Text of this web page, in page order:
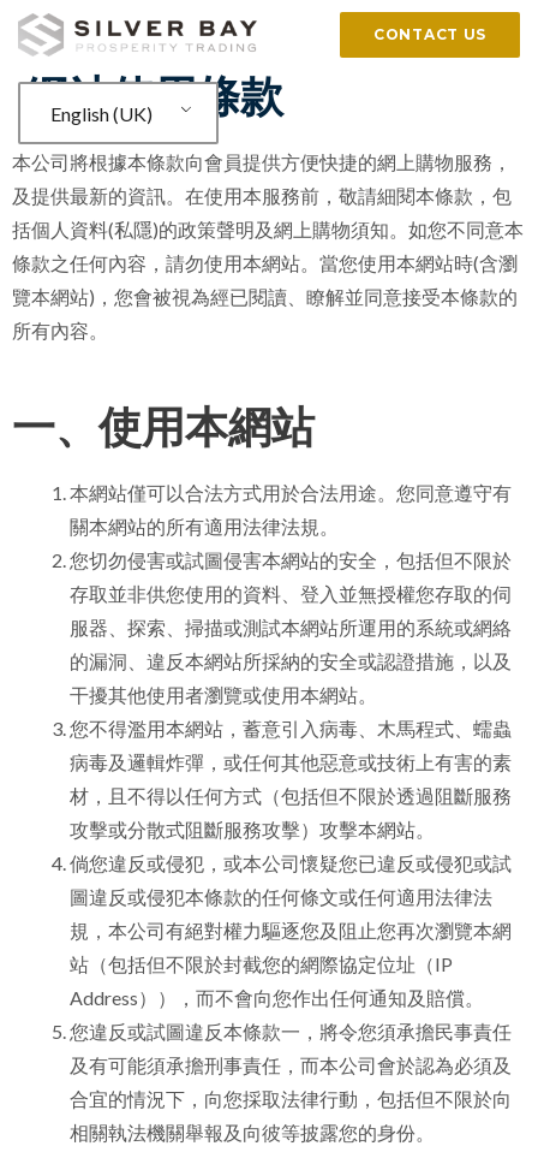
CONTACT US
English (UK)
網站使用條款
本公司將根據本條款向會員提供方便快捷的網上購物服務，
及提供最新的資訊。在使用本服務前，敬請細閱本條款，包
括個人資料(私隱)的政策聲明及網上購物須知。如您不同意本
條款之任何內容，請勿使用本網站。當您使用本網站時(含瀏
覽本網站)，您會被視為經已閱讀、瞭解並同意接受本條款的
所有內容。
一、使用本網站
本網站僅可以合法方式用於合法用途。您同意遵守有
關本網站的所有適用法律法規。
您切勿侵害或試圖侵害本網站的安全，包括但不限於
存取並非供您使用的資料、登入並無授權您存取的伺
服器、探索、掃描或測試本網站所運用的系統或網絡
的漏洞、違反本網站所採納的安全或認證措施，以及
干擾其他使用者瀏覽或使用本網站。
您不得濫用本網站，蓄意引入病毒、木馬程式、蠕蟲
病毒及邏輯炸彈，或任何其他惡意或技術上有害的素
材，且不得以任何方式（包括但不限於透過阻斷服務
攻擊或分散式阻斷服務攻擊）攻擊本網站。
倘您違反或侵犯，或本公司懷疑您已違反或侵犯或試
圖違反或侵犯本條款的任何條文或任何適用法律法
規，本公司有絕對權力驅逐您及阻止您再次瀏覽本網
站（包括但不限於封截您的網際協定位址（IP
Address）），而不會向您作出任何通知及賠償。
您違反或試圖違反本條款一，將令您須承擔民事責任
及有可能須承擔刑事責任，而本公司會於認為必須及
合宜的情況下，向您採取法律行動，包括但不限於向
相關執法機關舉報及向彼等披露您的身份。